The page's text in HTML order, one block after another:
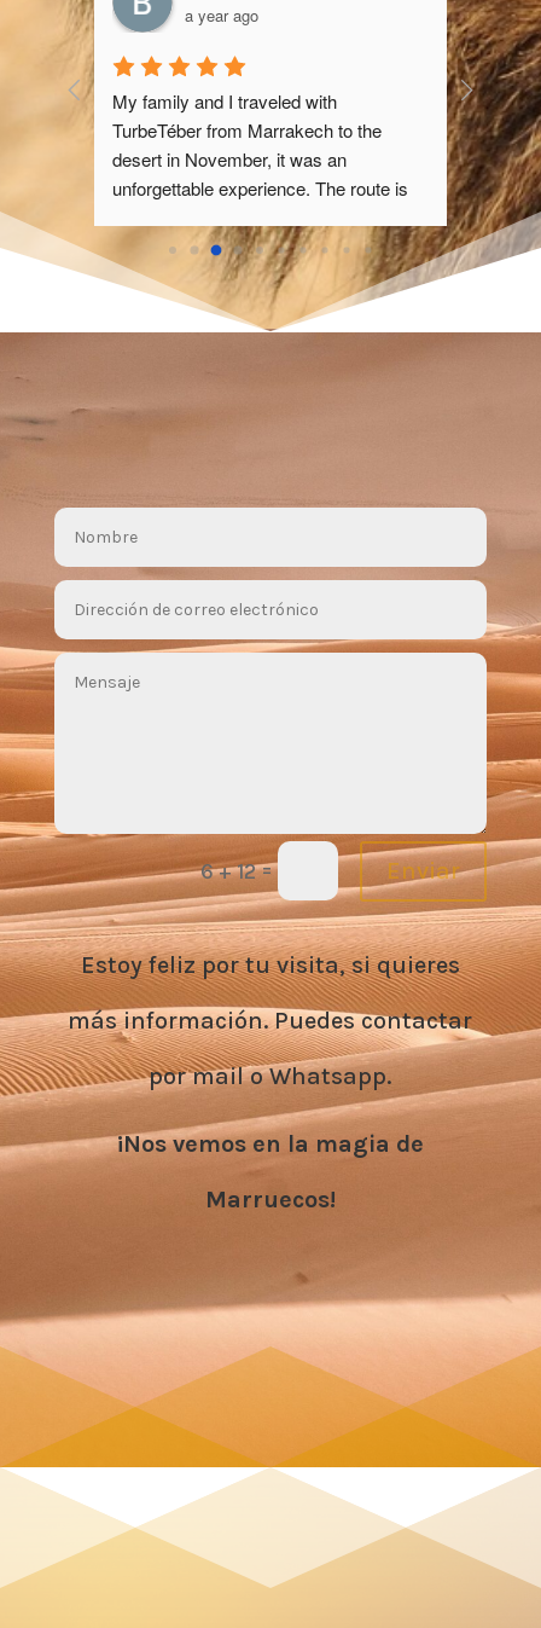
well-
a year ago
My family and I traveled with
TurbeTéber from Marrakech to the
desert in November, it was an
unforgettable experience. The route is
landscapes of the Atlas and small
Berber villages. Upon reaching the
desert, sleeping under the stars in a
luxury camp is magical, and the camel
those looking to explore Morocco in an
authentic and comfortable way.
6 + 12= Enviar
Estoy feliz por tu visita, si quieres
más información. Puedes contactar
por mail o Whatsapp.
¡Nos vemos en la magia de
Marruecos!